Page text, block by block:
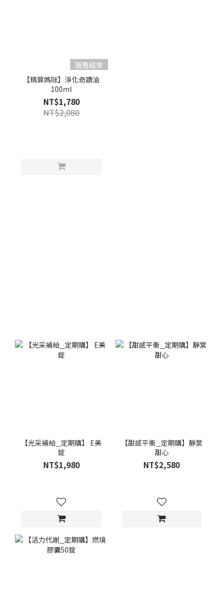
販售結束
【精算媽咪】淨化奇蹟油
100ml
NT$1,780
NT$2,080
【光采補給ˍˍ定期購】 E美
錠
NT$1,980
【甜感平衡ˍˍ定期購】靜棠
甜心
NT$2,580